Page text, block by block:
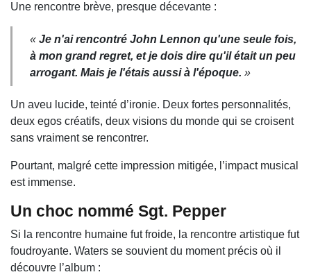
Une rencontre brève, presque décevante :
« Je n'ai rencontré John Lennon qu'une seule fois,
à mon grand regret, et je dois dire qu'il était un peu
arrogant. Mais je l'étais aussi à l'époque. »
Un aveu lucide, teinté d’ironie. Deux fortes personnalités,
deux egos créatifs, deux visions du monde qui se croisent
sans vraiment se rencontrer.
Pourtant, malgré cette impression mitigée, l’impact musical
est immense.
Un choc nommé Sgt. Pepper
Si la rencontre humaine fut froide, la rencontre artistique fut
foudroyante. Waters se souvient du moment précis où il
découvre l’album :